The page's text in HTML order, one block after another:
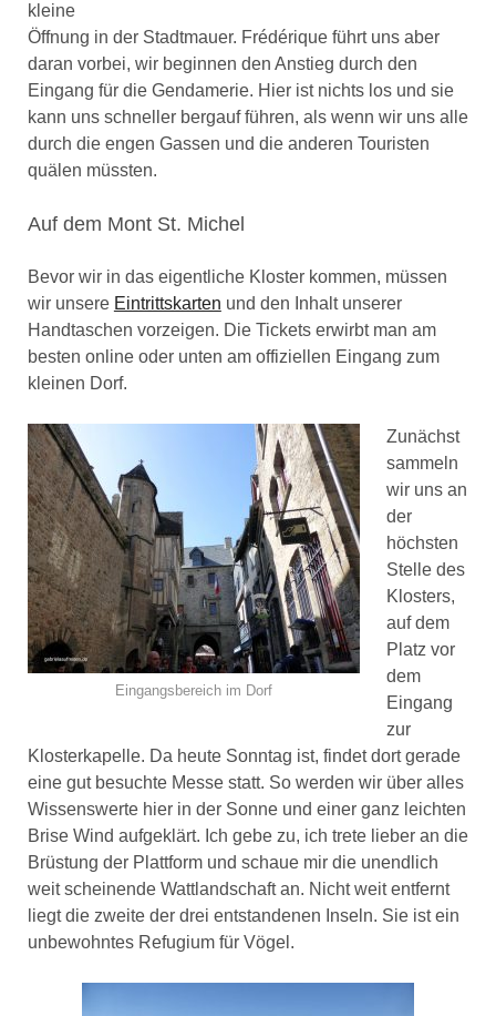
kleine
Öffnung in der Stadtmauer. Frédérique führt uns aber
daran vorbei, wir beginnen den Anstieg durch den
Eingang für die Gendamerie. Hier ist nichts los und sie
kann uns schneller bergauf führen, als wenn wir uns alle
durch die engen Gassen und die anderen Touristen
quälen müssten.
Auf dem Mont St. Michel
Bevor wir in das eigentliche Kloster kommen, müssen
wir unsere Eintrittskarten und den Inhalt unserer
Handtaschen vorzeigen. Die Tickets erwirbt man am
besten online oder unten am offiziellen Eingang zum
kleinen Dorf.
Eingangsbereich im Dorf
Zunächst
sammeln
wir uns an
der
höchsten
Stelle des
Klosters,
auf dem
Platz vor
dem
Eingang
zur
Klosterkapelle. Da heute Sonntag ist, findet dort gerade
eine gut besuchte Messe statt. So werden wir über alles
Wissenswerte hier in der Sonne und einer ganz leichten
Brise Wind aufgeklärt. Ich gebe zu, ich trete lieber an die
Brüstung der Plattform und schaue mir die unendlich
weit scheinende Wattlandschaft an. Nicht weit entfernt
liegt die zweite der drei entstandenen Inseln. Sie ist ein
unbewohntes Refugium für Vögel.